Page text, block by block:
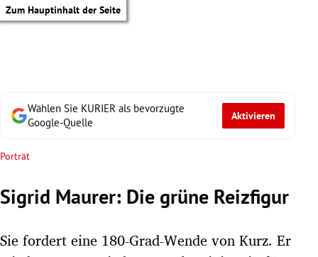
Zum Hauptinhalt der Seite
Wählen Sie KURIER als bevorzugte
Google-Quelle
Aktivieren
Porträt
Sigrid Maurer: Die grüne Reizfigur
Sie fordert eine 180-Grad-Wende von Kurz. Er